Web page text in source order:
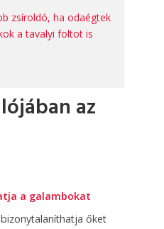
zsíroldó, ha odaégtek
a tavalyi foltot is
az
a galambokat
őket